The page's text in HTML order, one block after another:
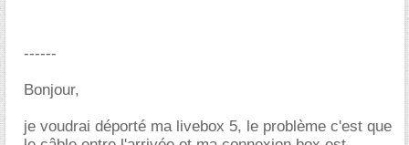
------
Bonjour,
je voudrai déporté ma livebox 5, le problème c'est que